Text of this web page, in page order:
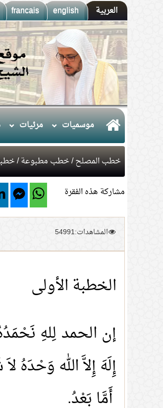
العربية english
francais
موسميات مرئيات
خطب المصلح/خطب مطبوعة/
مشاركة هذه الفقرة
المشاهدات:54991
الخطبة الأولى
إن الحمد لِلهِ
إِلَهَ إِلاَّ الله
أَمَّا بَعْدُ.